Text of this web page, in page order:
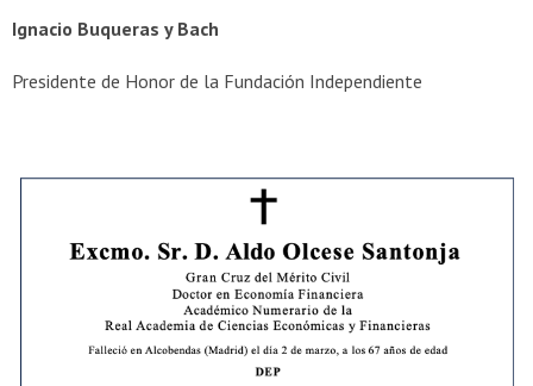
Ignacio Buqueras y Bach
Presidente de Honor de la Fundación Independiente